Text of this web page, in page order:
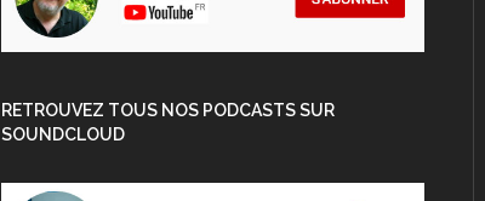
RETROUVEZ TOUS NOS PODCASTS SUR
SOUNDCLOUD